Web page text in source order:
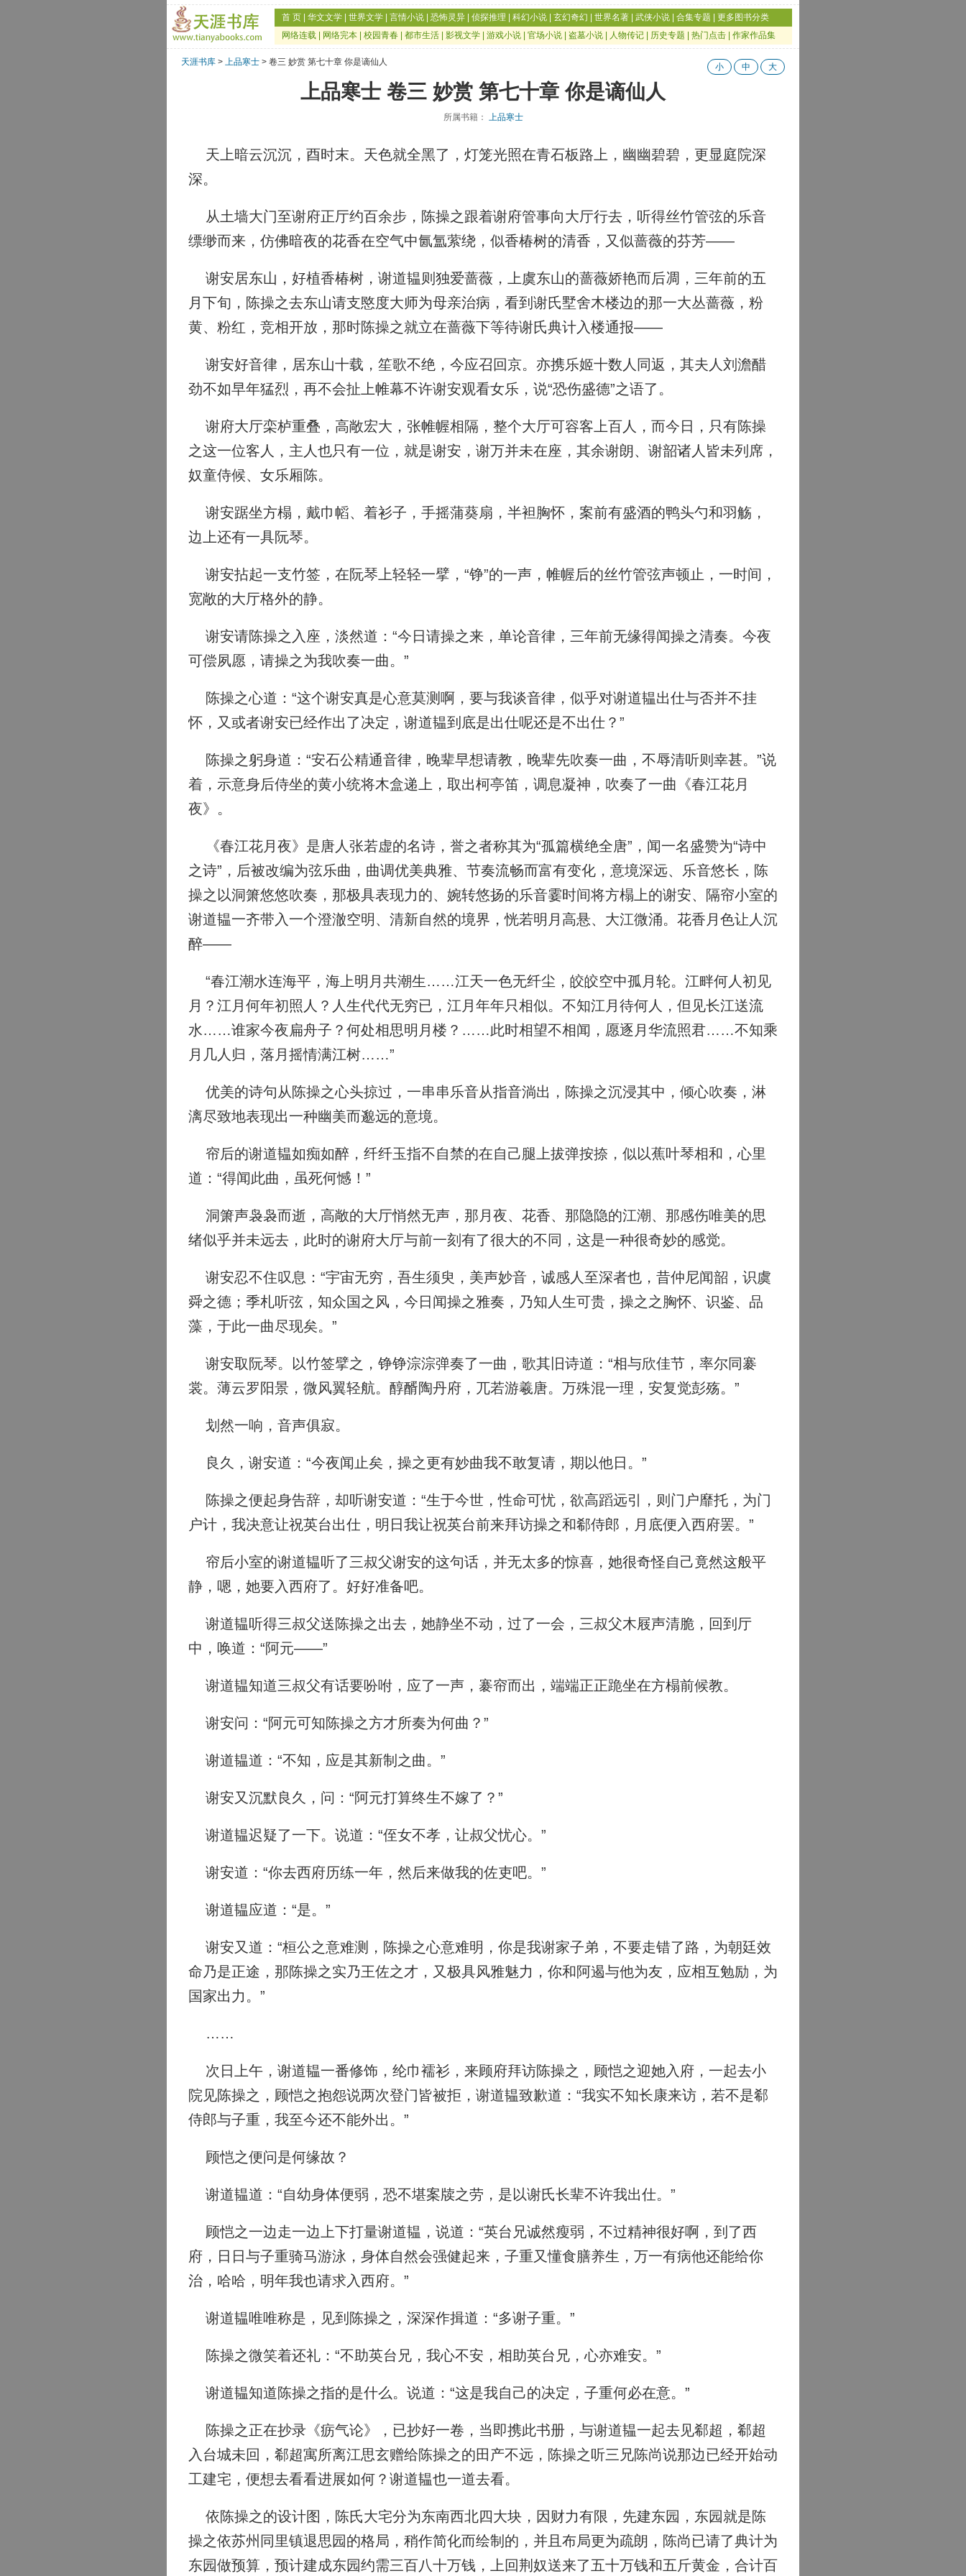
首 页 华文文学 世界文学 言情小说 恐怖灵异 侦探推理 科幻小说 玄幻奇幻 世界名著 武侠小说 合集专题
更多图书分类
网络连载
网络完本 校园青春 都市生活 影视文学 游戏小说 官场小说 盗墓小说 人物传记 历史专题 热门点击 作家作品集
天涯书库 > 上品寒士 > 卷三 妙赏 第七十章 你是谪仙人 小 中 大
上品寒士 卷三 妙赏 第七十章 你是谪仙人
所属书籍： 上品寒士
天上暗云沉沉，酉时末。天色就全黑了，灯笼光照在青石板路上，幽幽碧碧，更显庭院深
深。
从土墙大门至谢府正厅约百余步，陈操之跟着谢府管事向大厅行去，听得丝竹管弦的乐音
缥缈而来，仿佛暗夜的花香在空气中氤氲萦绕，似香椿树的清香，又似蔷薇的芬芳——
谢安居东山，好植香椿树，谢道韫则独爱蔷薇，上虞东山的蔷薇娇艳而后凋，三年前的五
月下旬，陈操之去东山请支愍度大师为母亲治病，看到谢氏墅舍木楼边的那一大丛蔷薇，粉
黄、粉红，竞相开放，那时陈操之就立在蔷薇下等待谢氏典计入楼通报——
谢安好音律，居东山十载，笙歌不绝，今应召回京。亦携乐姬十数人同返，其夫人刘澹醋
劲不如早年猛烈，再不会扯上帷幕不许谢安观看女乐，说“恐伤盛德”之语了。
谢府大厅栾栌重叠，高敞宏大，张帷幄相隔，整个大厅可容客上百人，而今日，只有陈操
之这一位客人，主人也只有一位，就是谢安，谢万并未在座，其余谢朗、谢韶诸人皆未列席，
奴童侍候、女乐厢陈。
谢安踞坐方榻，戴巾幍、着衫子，手摇蒲葵扇，半袒胸怀，案前有盛酒的鸭头勺和羽觞，
边上还有一具阮琴。
谢安拈起一支竹签，在阮琴上轻轻一擘，“铮”的一声，帷幄后的丝竹管弦声顿止，一时间，
宽敞的大厅格外的静。
谢安请陈操之入座，淡然道：“今日请操之来，单论音律，三年前无缘得闻操之清奏。今夜
可偿夙愿，请操之为我吹奏一曲。”
陈操之心道：“这个谢安真是心意莫测啊，要与我谈音律，似乎对谢道韫出仕与否并不挂
怀，又或者谢安已经作出了决定，谢道韫到底是出仕呢还是不出仕？”
陈操之躬身道：“安石公精通音律，晚辈早想请教，晚辈先吹奏一曲，不辱清听则幸甚。”说
着，示意身后侍坐的黄小统将木盒递上，取出柯亭笛，调息凝神，吹奏了一曲《春江花月
夜》。
《春江花月夜》是唐人张若虚的名诗，誉之者称其为“孤篇横绝全唐”，闻一名盛赞为“诗中
之诗”，后被改编为弦乐曲，曲调优美典雅、节奏流畅而富有变化，意境深远、乐音悠长，陈
操之以洞箫悠悠吹奏，那极具表现力的、婉转悠扬的乐音霎时间将方榻上的谢安、隔帘小室的
谢道韫一齐带入一个澄澈空明、清新自然的境界，恍若明月高悬、大江微涌。花香月色让人沉
醉——
“春江潮水连海平，海上明月共潮生……江天一色无纤尘，皎皎空中孤月轮。江畔何人初见
月？江月何年初照人？人生代代无穷已，江月年年只相似。不知江月待何人，但见长江送流
水……谁家今夜扁舟子？何处相思明月楼？……此时相望不相闻，愿逐月华流照君……不知乘
月几人归，落月摇情满江树……”
优美的诗句从陈操之心头掠过，一串串乐音从指音淌出，陈操之沉浸其中，倾心吹奏，淋
漓尽致地表现出一种幽美而邈远的意境。
帘后的谢道韫如痴如醉，纤纤玉指不自禁的在自己腿上拔弹按捺，似以蕉叶琴相和，心里
道：“得闻此曲，虽死何憾！”
洞箫声袅袅而逝，高敞的大厅悄然无声，那月夜、花香、那隐隐的江潮、那感伤唯美的思
绪似乎并未远去，此时的谢府大厅与前一刻有了很大的不同，这是一种很奇妙的感觉。
谢安忍不住叹息：“宇宙无穷，吾生须臾，美声妙音，诚感人至深者也，昔仲尼闻韶，识虞
舜之德；季札听弦，知众国之风，今日闻操之雅奏，乃知人生可贵，操之之胸怀、识鉴、品
藻，于此一曲尽现矣。”
谢安取阮琴。以竹签擘之，铮铮淙淙弹奏了一曲，歌其旧诗道：“相与欣佳节，率尔同褰
裳。薄云罗阳景，微风翼轻航。醇醑陶丹府，兀若游羲唐。万殊混一理，安复觉彭殇。”
划然一响，音声俱寂。
良久，谢安道：“今夜闻止矣，操之更有妙曲我不敢复请，期以他日。”
陈操之便起身告辞，却听谢安道：“生于今世，性命可忧，欲高蹈远引，则门户靡托，为门
户计，我决意让祝英台出仕，明日我让祝英台前来拜访操之和郗侍郎，月底便入西府罢。”
帘后小室的谢道韫听了三叔父谢安的这句话，并无太多的惊喜，她很奇怪自己竟然这般平
静，嗯，她要入西府了。好好准备吧。
谢道韫听得三叔父送陈操之出去，她静坐不动，过了一会，三叔父木屐声清脆，回到厅
中，唤道：“阿元——”
谢道韫知道三叔父有话要吩咐，应了一声，褰帘而出，端端正正跪坐在方榻前候教。
谢安问：“阿元可知陈操之方才所奏为何曲？”
谢道韫道：“不知，应是其新制之曲。”
谢安又沉默良久，问：“阿元打算终生不嫁了？”
谢道韫迟疑了一下。说道：“侄女不孝，让叔父忧心。”
谢安道：“你去西府历练一年，然后来做我的佐吏吧。”
谢道韫应道：“是。”
谢安又道：“桓公之意难测，陈操之心意难明，你是我谢家子弟，不要走错了路，为朝廷效
命乃是正途，那陈操之实乃王佐之才，又极具风雅魅力，你和阿遏与他为友，应相互勉励，为
国家出力。”
……
次日上午，谢道韫一番修饰，纶巾襦衫，来顾府拜访陈操之，顾恺之迎她入府，一起去小
院见陈操之，顾恺之抱怨说两次登门皆被拒，谢道韫致歉道：“我实不知长康来访，若不是郗
侍郎与子重，我至今还不能外出。”
顾恺之便问是何缘故？
谢道韫道：“自幼身体便弱，恐不堪案牍之劳，是以谢氏长辈不许我出仕。”
顾恺之一边走一边上下打量谢道韫，说道：“英台兄诚然瘦弱，不过精神很好啊，到了西
府，日日与子重骑马游泳，身体自然会强健起来，子重又懂食膳养生，万一有病他还能给你
治，哈哈，明年我也请求入西府。”
谢道韫唯唯称是，见到陈操之，深深作揖道：“多谢子重。”
陈操之微笑着还礼：“不助英台兄，我心不安，相助英台兄，心亦难安。”
谢道韫知道陈操之指的是什么。说道：“这是我自己的决定，子重何必在意。”
陈操之正在抄录《疬气论》，已抄好一卷，当即携此书册，与谢道韫一起去见郗超，郗超
入台城未回，郗超寓所离江思玄赠给陈操之的田产不远，陈操之听三兄陈尚说那边已经开始动
工建宅，便想去看看进展如何？谢道韫也一道去看。
依陈操之的设计图，陈氏大宅分为东南西北四大块，因财力有限，先建东园，东园就是陈
操之依苏州同里镇退思园的格局，稍作简化而绘制的，并且布局更为疏朗，陈尚已请了典计为
东园做预算，预计建成东园约需三百八十万钱，上回荆奴送来了五十万钱和五斤黄金，合计百